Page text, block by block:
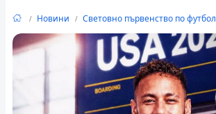
Новини Световно първенство по футбол